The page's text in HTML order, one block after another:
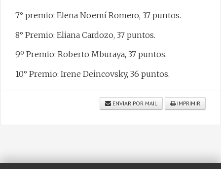
7° premio: Elena Noemí Romero, 37 puntos.
8° Premio: Eliana Cardozo, 37 puntos.
9º Premio: Roberto Mburaya, 37 puntos.
10° Premio: Irene Deincovsky, 36 puntos.
ENVIAR POR MAIL IMPRIMIR